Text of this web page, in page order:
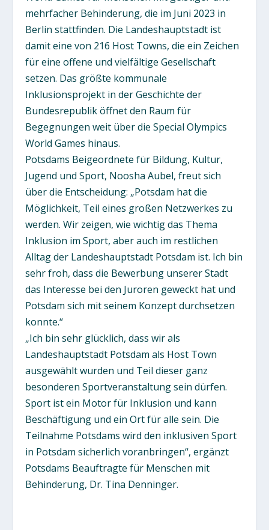
mehrfacher Behinderung, die im Juni 2023 in
Berlin stattfinden. Die Landeshauptstadt ist
damit eine von 216 Host Towns, die ein Zeichen
für eine offene und vielfältige Gesellschaft
setzen. Das größte kommunale
Inklusionsprojekt in der Geschichte der
Bundesrepublik öffnet den Raum für
Begegnungen weit über die Special Olympics
World Games hinaus.
Potsdams Beigeordnete für Bildung, Kultur,
Jugend und Sport, Noosha Aubel, freut sich
über die Entscheidung: „Potsdam hat die
Möglichkeit, Teil eines großen Netzwerkes zu
werden. Wir zeigen, wie wichtig das Thema
Inklusion im Sport, aber auch im restlichen
Alltag der Landeshauptstadt Potsdam ist. Ich bin
sehr froh, dass die Bewerbung unserer Stadt
das Interesse bei den Juroren geweckt hat und
Potsdam sich mit seinem Konzept durchsetzen
konnte.“
„Ich bin sehr glücklich, dass wir als
Landeshauptstadt Potsdam als Host Town
ausgewählt wurden und Teil dieser ganz
besonderen Sportveranstaltung sein dürfen.
Sport ist ein Motor für Inklusion und kann
Beschäftigung und ein Ort für alle sein. Die
Teilnahme Potsdams wird den inklusiven Sport
in Potsdam sicherlich voranbringen“, ergänzt
Potsdams Beauftragte für Menschen mit
Behinderung, Dr. Tina Denninger.